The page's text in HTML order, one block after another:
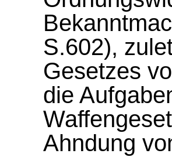
S.602),
Gesetzes
die
Ahndung